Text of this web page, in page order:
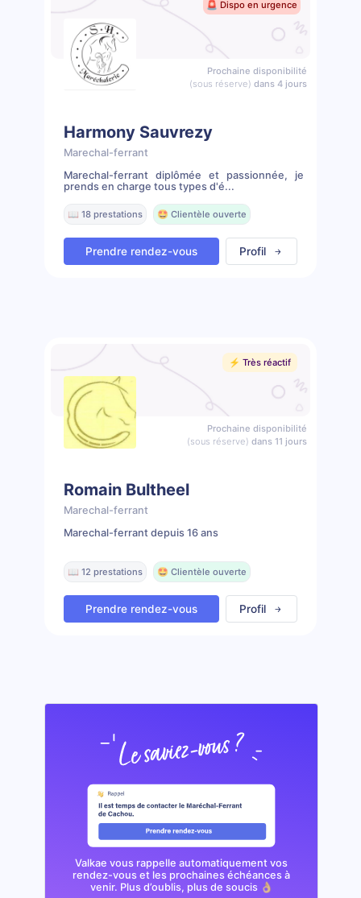
🚨 Dispo en urgence
Prochaine disponibilité
(sous réserve) dans 4 jours
Harmony Sauvrezy
Marechal-ferrant
Marechal-ferrant diplômée et passionnée, je
prends en charge tous types d'é...
📖 18 prestations 🤩 Clientèle ouverte
Prendre rendez-vous Profil
⚡️ Très réactif
Prochaine disponibilité
(sous réserve) dans 11 jours
Romain Bultheel
Marechal-ferrant
Marechal-ferrant depuis 16 ans
📖 12 prestations 🤩 Clientèle ouverte
Prendre rendez-vous Profil
Valkae vous rappelle automatiquement vos
rendez-vous et les prochaines échéances à
venir. Plus d’oublis, plus de soucis 👌🏼